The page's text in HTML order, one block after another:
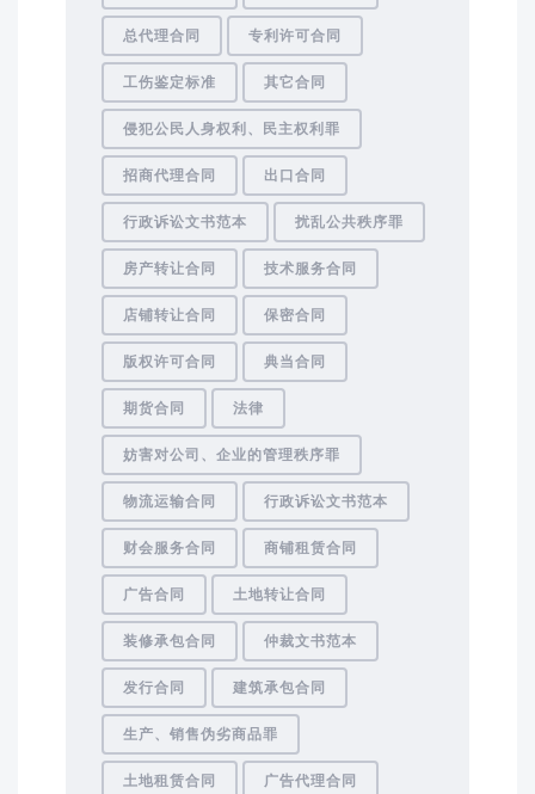
总代理合同 专利许可合同
工伤鉴定标准 其它合同
侵犯公民人身权利、民主权利罪
招商代理合同 出口合同
行政诉讼文书范本 扰乱公共秩序罪
房产转让合同 技术服务合同
店铺转让合同 保密合同
版权许可合同 典当合同
期货合同 法律
妨害对公司、企业的管理秩序罪
物流运输合同 行政诉讼文书范本
财会服务合同 商铺租赁合同
广告合同 土地转让合同
装修承包合同 仲裁文书范本
发行合同 建筑承包合同
生产、销售伪劣商品罪
土地租赁合同 广告代理合同